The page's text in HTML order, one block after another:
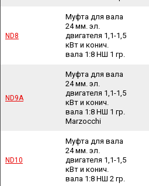
ND8
Муфта для вала
24 мм. эл.
двигателя 1,1-1,5
кВт и конич.
вала 1:8 НШ 1 гр.
ND9A
Муфта для вала
24 мм. эл.
двигателя 1,1-1,5
кВт и конич.
вала 1:8 НШ 1 гр.
Marzocchi
ND10
Муфта для вала
24 мм. эл.
двигателя 1,1-1,5
кВт и конич.
вала 1:8 НШ 2 гр.
ND8
ND9A
ND10